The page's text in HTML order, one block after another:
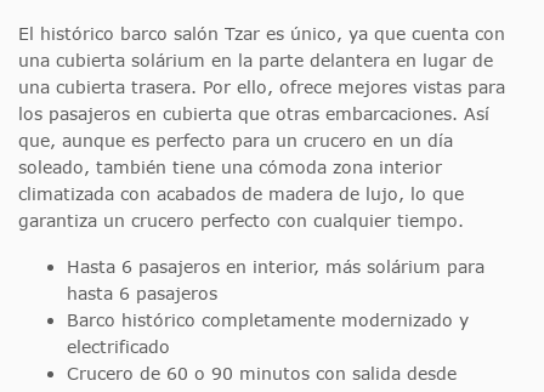
El histórico barco salón Tzar es único, ya que cuenta con
una cubierta solárium en la parte delantera en lugar de
una cubierta trasera. Por ello, ofrece mejores vistas para
los pasajeros en cubierta que otras embarcaciones. Así
que, aunque es perfecto para un crucero en un día
soleado, también tiene una cómoda zona interior
climatizada con acabados de madera de lujo, lo que
garantiza un crucero perfecto con cualquier tiempo.
Hasta 6 pasajeros en interior, más solárium para
hasta 6 pasajeros
Barco histórico completamente modernizado y
electrificado
Crucero de 60 o 90 minutos con salida desde